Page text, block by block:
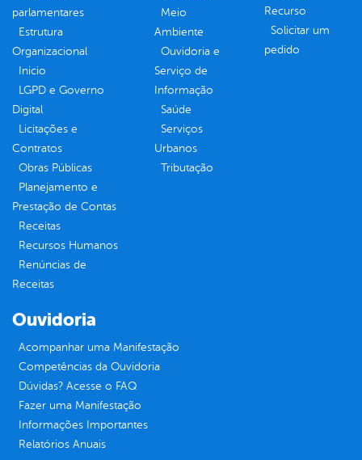
parlamentares
Estrutura
Organizacional
Inicio
LGPD e Governo
Digital
Licitações e
Contratos
Obras Públicas
Planejamento e
Prestação de Contas
Receitas
Recursos Humanos
Renúncias de
Receitas
Meio
Ambiente
Ouvidoria e
Serviço de
Informação
Saúde
Serviços
Urbanos
Tributação
Recurso
Solicitar um
pedido
Ouvidoria
Acompanhar uma Manifestação
Competências da Ouvidoria
Dúvidas? Acesse o FAQ
Fazer uma Manifestação
Informações Importantes
Relatórios Anuais